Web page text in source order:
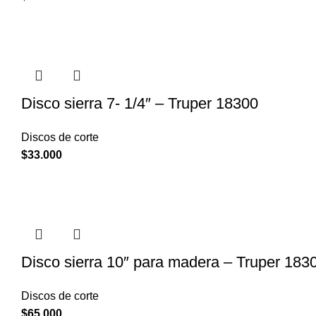
Disco sierra 7- 1/4″ – Truper 18300
Discos de corte
$33.000
Disco sierra 10″ para madera – Truper
Discos de corte